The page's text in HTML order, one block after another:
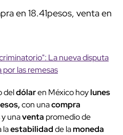
en 18.41pesos, venta en
La nueva disputa
por las remesas
deldólaren México hoylunes
con unacompra
unaventa promedio de
laestabilidadde lamoneda